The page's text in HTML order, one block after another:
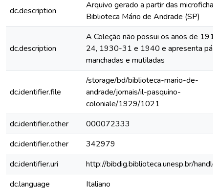
dc.description
Arquivo gerado a partir das
Biblioteca Mário de Andrade (SP)
dc.description
A Coleção não possui os anos de
24, 1930-31 e 1940 e apresenta
manchadas e mutiladas
dc.identifier.file
/storage/bd/biblioteca-mario-de-
andrade/jornais/il-pasquino-
coloniale/1929/1021
dc.identifier.other
000072333
dc.identifier.other
342979
dc.identifier.uri
http://bibdig.biblioteca.unesp.br/
dc.language
Italiano